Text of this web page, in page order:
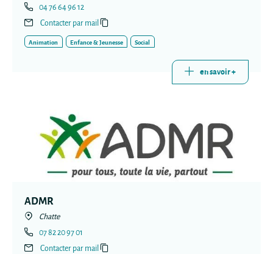
04 76 64 96 12
Contacter par mail
Animation Enfance & Jeunesse Social
en savoir +
ADMR
Chatte
07 82 20 97 01
Contacter par mail